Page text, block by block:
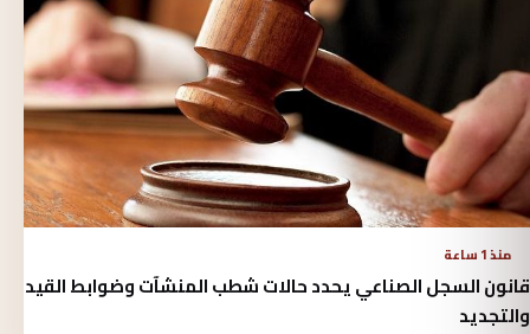
منذ 1 ساعة
قانون السجل الصناعي يحدد حالات شطب المنشآت وضوابط القيد
والتجديد